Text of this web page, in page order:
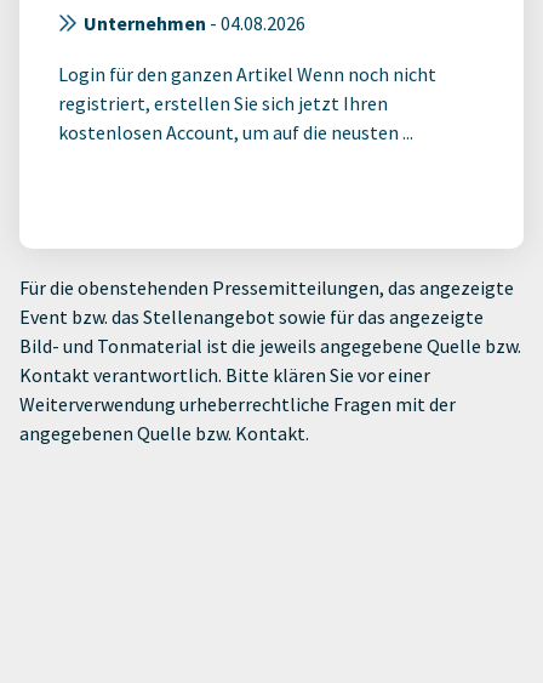
Unternehmen - 04.08.2026
Login für den ganzen Artikel Wenn noch nicht
registriert, erstellen Sie sich jetzt Ihren
kostenlosen Account, um auf die neusten ...
Für die obenstehenden Pressemitteilungen, das angezeigte
Event bzw. das Stellenangebot sowie für das angezeigte
Bild- und Tonmaterial ist die jeweils angegebene Quelle bzw.
Kontakt verantwortlich. Bitte klären Sie vor einer
Weiterverwendung urheberrechtliche Fragen mit der
angegebenen Quelle bzw. Kontakt.